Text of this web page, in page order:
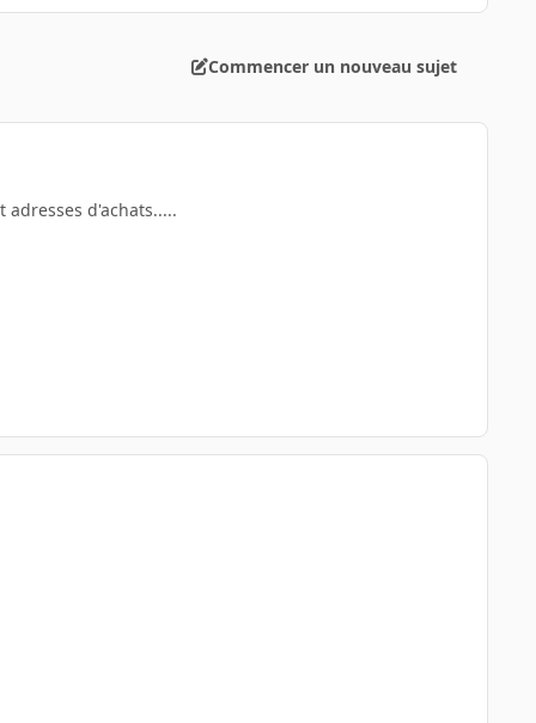
Commencer un nouveau sujet
d'achats.....